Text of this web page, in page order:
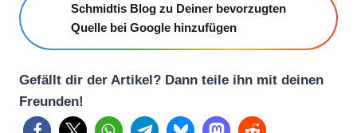
Schmidtis Blog zu Deiner bevorzugten
Quelle bei Google hinzufügen
Gefällt dir der Artikel? Dann teile ihn mit deinen
Freunden!